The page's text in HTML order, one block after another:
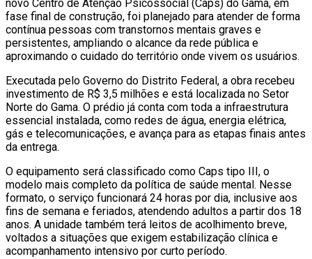
novo Centro de Atenção Psicossocial (Caps) do Gama, em
fase final de construção, foi planejado para atender de forma
contínua pessoas com transtornos mentais graves e
persistentes, ampliando o alcance da rede pública e
aproximando o cuidado do território onde vivem os usuários.
Executada pelo Governo do Distrito Federal , a obra recebeu
investimento de R$ 3,5 milhões e está localizada no Setor
Norte do Gama. O prédio já conta com toda a infraestrutura
essencial instalada, como redes de água, energia elétrica,
gás e telecomunicações, e avança para as etapas finais antes
da entrega.
O equipamento será classificado como Caps tipo III, o
modelo mais completo da política de saúde mental. Nesse
formato, o serviço funcionará 24 horas por dia, inclusive aos
fins de semana e feriados, atendendo adultos a partir dos 18
anos. A unidade também terá leitos de acolhimento breve,
voltados a situações que exigem estabilização clínica e
acompanhamento intensivo por curto período.